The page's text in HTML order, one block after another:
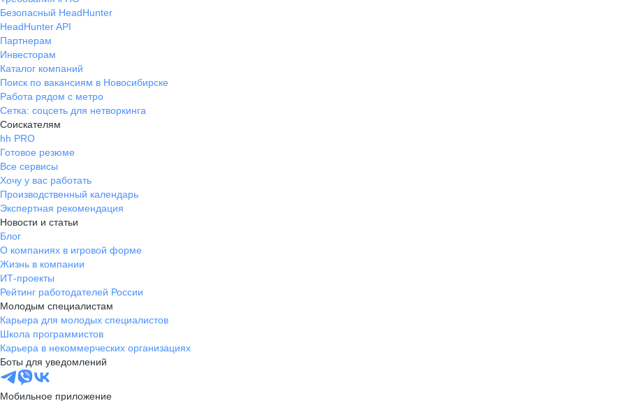
Безопасный HeadHunter
HeadHunter API
Партнерам
Инвесторам
Каталог компаний
Поиск по вакансиям в Новосибирске
Работа рядом с метро
Сетка: соцсеть для нетворкинга
Соискателям
hh PRO
Готовое резюме
Все сервисы
Хочу у вас работать
Производственный календарь
Экспертная рекомендация
Новости и статьи
Блог
О компаниях в игровой форме
Жизнь в компании
ИТ-проекты
Рейтинг работодателей России
Молодым специалистам
Карьера для молодых специалистов
Школа программистов
Карьера в некоммерческих организациях
Боты для уведомлений
Мобильное приложение